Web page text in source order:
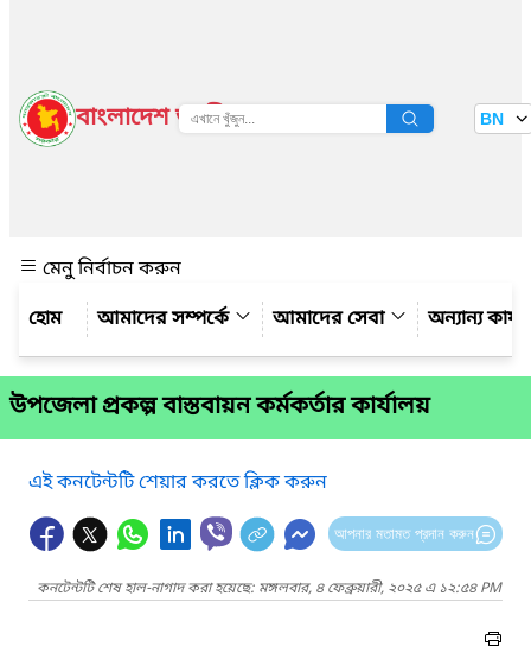
বাংলাদেশ জাতীয় তথ্য বাতায়ন BN
মেনু নির্বাচন করুন
আমাদের সম্পর্কে
আমাদের সেবা অন্যান্য
উপজেলা প্রকল্প বাস্তবায়ন কর্মকর্তার কার্যালয়
এই কনটেন্টটি শেয়ার করতে ক্লিক করুন
আপনার মতামত প্রদান করুন
কনটেন্টটি শেষ হাল-নাগাদ করা হয়েছে: মঙ্গলবার, ৪ ফেব্রুয়ারী, ২০২৫ এ ১২:৫৪ PM